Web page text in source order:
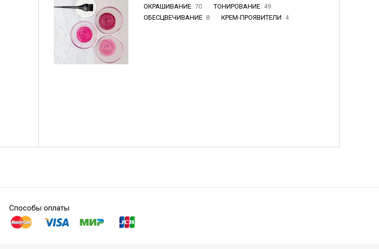
ОКРАШИВАНИЕ 70 ТОНИРОВАНИЕ 49
ОБЕСЦВЕЧИВАНИЕ 8 КРЕМ-ПРОЯВИТЕЛИ 4
Способы оплаты